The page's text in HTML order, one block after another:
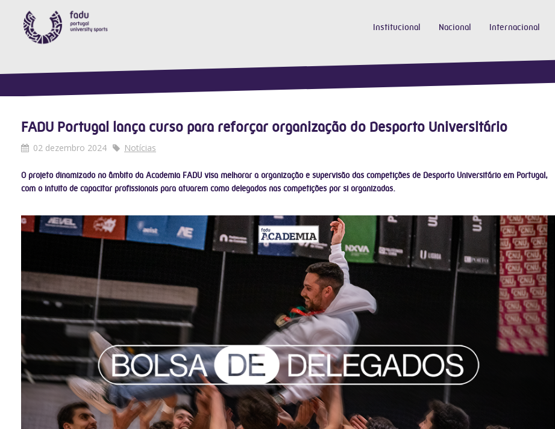
Institucional Nacional Internacional
FADU Portugal lança curso para reforçar organização do Desporto Universitário
02 dezembro 2024 Notícias
O projeto dinamizado no âmbito da Academia FADU visa melhorar a organização e supervisão das competições de Desporto Universitário em Portugal,
com o intuito de capacitar profissionais para atuarem como delegados nas competições por si organizadas.